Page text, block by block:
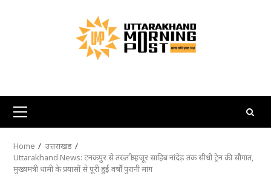
Primary
Menu
Home
उत्तराखंड
Uttarakhand News: टनकपुर से तख्त श्री हजूर साहिब नांदेड़ तक सीधी ट्रेन की सौगात,
मुख्यमंत्री धामी के प्रयासों से पूरी हुई वर्षों पुरानी मांग